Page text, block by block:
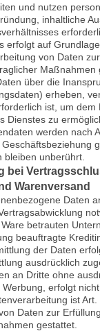
und nutzen
inhaltliche
erfolgt auf
von Daten
Maßnahmen
über die
erheben,
ist, um dem
Dienstes zu
werden nach
bleiben unberührt.
bei
Warenversand
Daten
betrauten
beauftragte
der Daten
ausdrücklich
an Dritte ohne
erfolgt nicht.
ist Art.
Daten zur
gestattet.